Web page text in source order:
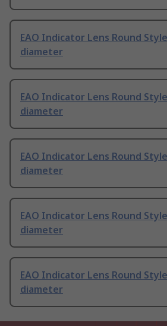
EAO Indicator Lens Round
diameter
EAO Indicator Lens Round
diameter
EAO Indicator Lens Round
diameter
EAO Indicator Lens Round
diameter
EAO Indicator Lens Round
diameter